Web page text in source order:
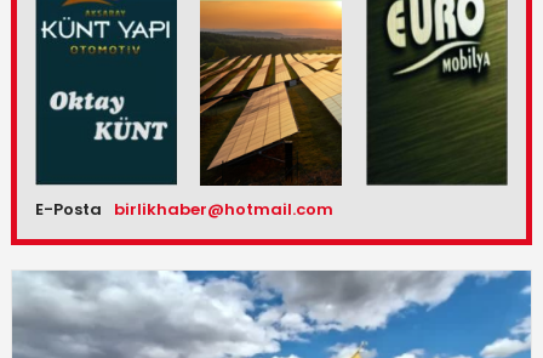
E-Posta birlikhaber@hotmail.com